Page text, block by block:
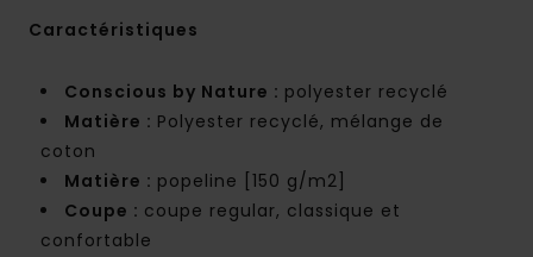
Caractéristiques
Conscious by Nature : polyester recyclé
Matière : Polyester recyclé, mélange de
coton
Matière : popeline [150 g/m2]
Coupe : coupe regular, classique et
confortable